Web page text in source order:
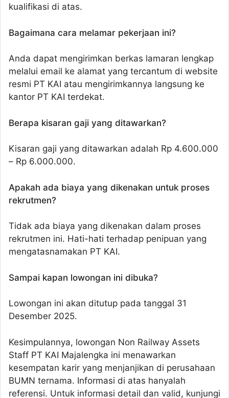
kualifikasi di atas.
Bagaimana cara melamar pekerjaan ini?
Anda dapat mengirimkan berkas lamaran lengkap
melalui email ke alamat yang tercantum di website
resmi PT KAI atau mengirimkannya langsung ke
kantor PT KAI terdekat.
Berapa kisaran gaji yang ditawarkan?
Kisaran gaji yang ditawarkan adalah Rp 4.600.000
– Rp 6.000.000.
Apakah ada biaya yang dikenakan untuk proses
rekrutmen?
Tidak ada biaya yang dikenakan dalam proses
rekrutmen ini. Hati-hati terhadap penipuan yang
mengatasnamakan PT KAI.
Sampai kapan lowongan ini dibuka?
Lowongan ini akan ditutup pada tanggal 31
Desember 2025.
Kesimpulannya, lowongan Non Railway Assets
Staff PT KAI Majalengka ini menawarkan
kesempatan karir yang menjanjikan di perusahaan
BUMN ternama. Informasi di atas hanyalah
referensi. Untuk informasi detail dan valid, kunjungi